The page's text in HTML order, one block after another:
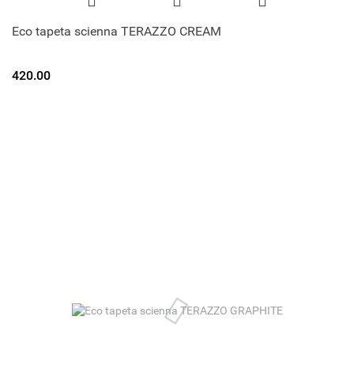
Eco tapeta scienna TERAZZO CREAM
420.00